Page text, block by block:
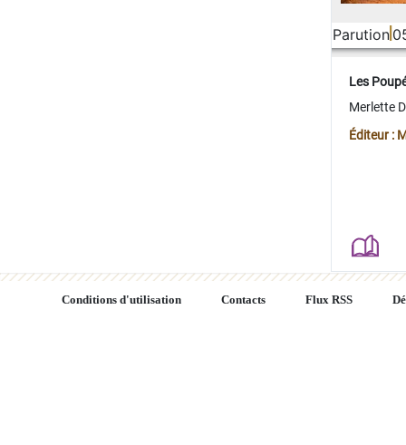
Parution
Les
Merlette
Éditeur :
Conditions d'utilisation Contacts Flux RSS